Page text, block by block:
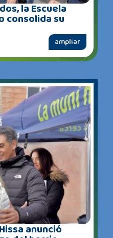
la Escuela
consolida su
ampliar
anunció